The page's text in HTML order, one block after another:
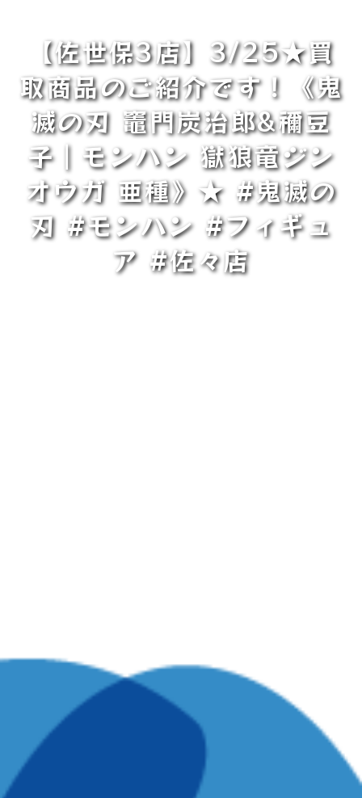
【佐世保3店】3/25★買
取商品のご紹介です！《鬼
滅の刃 竈門炭治郎&禰豆
子｜モンハン 獄狼竜ジン
オウガ 亜種》★ #鬼滅の
刃 #モンハン #フィギュ
ア #佐々店